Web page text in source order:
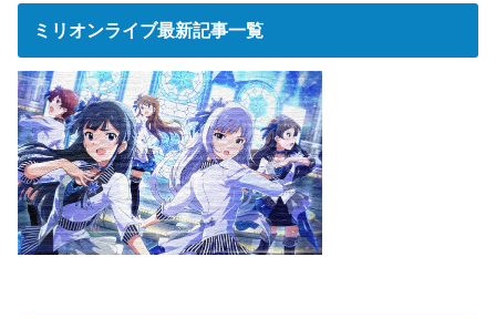
ミリオンライブ最新記事一覧